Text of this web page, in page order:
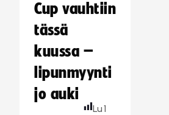
Cup vauhtiin
tässä
kuussa –
lipunmyynti
jo auki
Lu1